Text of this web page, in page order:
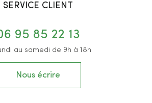
SERVICE CLIENT
95 85 22 13
au samedi de 9h à 18h
Nous écrire